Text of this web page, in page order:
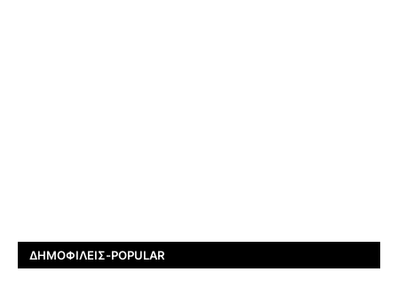
ΔΗΜΟΦΙΛΕΊΣ-POPULAR